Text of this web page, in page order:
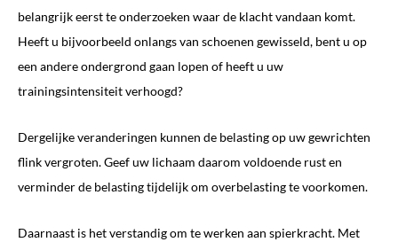
belangrijk eerst te onderzoeken waar de klacht vandaan komt.
Heeft u bijvoorbeeld onlangs van schoenen gewisseld, bent u op
een andere ondergrond gaan lopen of heeft u uw
trainingsintensiteit verhoogd?
Dergelijke veranderingen kunnen de belasting op uw gewrichten
flink vergroten. Geef uw lichaam daarom voldoende rust en
verminder de belasting tijdelijk om overbelasting te voorkomen.
Daarnaast is het verstandig om te werken aan spierkracht. Met